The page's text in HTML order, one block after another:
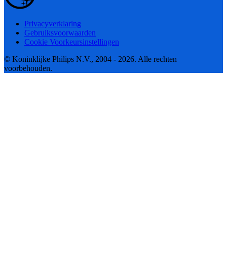
Privacyverklaring
Gebruiksvoorwaarden
Cookie Voorkeursinstellingen
© Koninklijke Philips N.V., 2004 - 2026. Alle rechten
voorbehouden.